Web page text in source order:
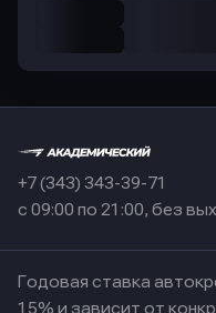
+7 (343) 343-39-71
с 09:00 по 21:00, без
Годовая ставка
15% и зависит от